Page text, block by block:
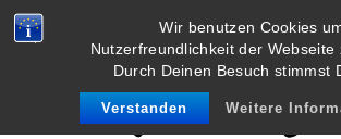
Wir benutzen Cookies
Nutzerfreundlichkeit der Webseite
Durch Deinen Besuch stimmst
Verstanden Weitere